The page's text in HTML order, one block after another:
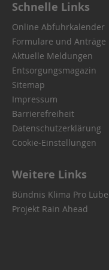
Schnelle Links
Online Abfuhrkalender
Formulare und Anträge
Aktuelle Meldungen
Entsorgungsmagazin
Sitemap
Impressum
Barrierefreiheit
Datenschutzerklärung
Cookie-Einstellungen
Weitere Links
Bündnis Klima Pro
Projekt Rain Ahead